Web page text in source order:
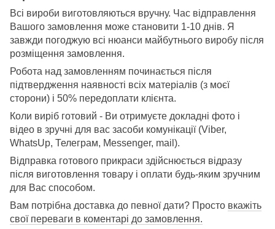
Всі вироби виготовляються вручну. Час відправлення
Вашого замовлення може становити 1-10 днів. Я
завжди погоджую всі нюанси майбутнього виробу після
розміщення замовлення.
Робота над замовленням починається після
підтвердження наявності всіх матеріалів (з моєї
сторони) і 50% передоплати клієнта.
Коли виріб готовий - Ви отримуєте докладні фото і
відео в зручні для вас засоби комунікації (Viber,
WhatsUp, Телеграм, Messenger, mail).
Відправка готового прикраси здійснюється відразу
після виготовлення товару і оплати будь-яким зручним
для Вас способом.
Вам потрібна доставка до певної дати? Просто вкажіть
свої переваги в коментарі до замовлення.